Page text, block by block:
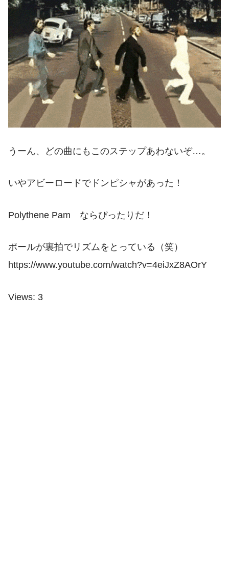
うーん、どの曲にもこのステップあわないぞ…。
いやアビーロードでドンピシャがあった！
Polythene Pam ならぴったりだ！
ポールが裏拍でリズムをとっている（笑）
https://www.youtube.com/watch?v=4eiJxZ8AOrY
Views: 3